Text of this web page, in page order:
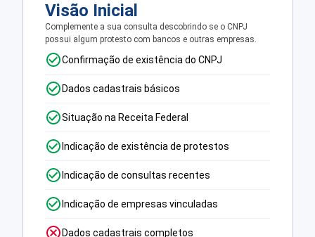
Visão Inicial
Complemente a sua consulta descobrindo se o CNPJ
possui algum protesto com bancos e outras empresas.
Confirmação de existência do CNPJ
Dados cadastrais básicos
Situação na Receita Federal
Indicação de existência de protestos
Indicação de consultas recentes
Indicação de empresas vinculadas
Dados cadastrais completos